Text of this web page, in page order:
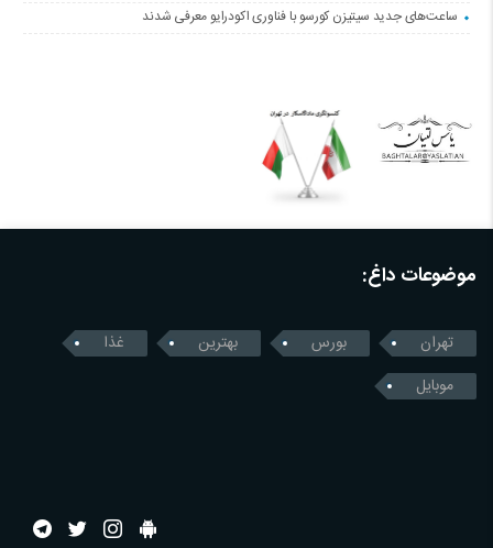
ساعت‌های جدید سیتیزن کورسو با فناوری اکودرایو معرفی شدند
موضوعات داغ:
تهران بورس بهترین
غذا
موبایل